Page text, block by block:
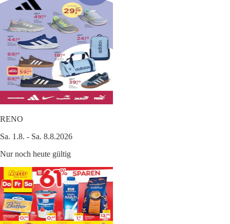
RENO
Sa. 1.8. - Sa. 8.8.2026
Nur noch heute gültig